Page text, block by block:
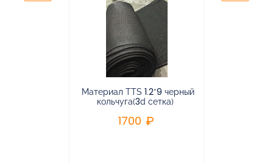
Материал TTS 1.2*9 черный
кольчуга(3d сетка)
1700